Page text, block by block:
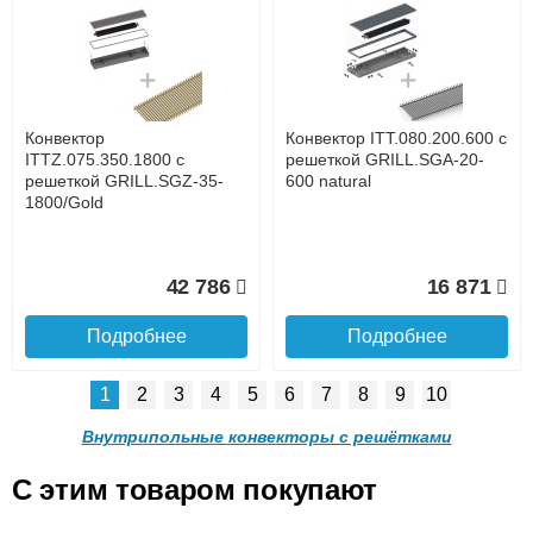
до подъезда
услуга платная
Конвектор ITT.080.200.1300
с решеткой GRILL.SGW-20-
1300 венге
35 326
Подробнее
Конвектор ITT.080.200.1000
с решеткой GRILL.SGW-20-
1000 венге
28 391
Конвектор ITT.080.200.900 с
решеткой GRILL.SGW-20-
900 венге
Конвектор ITT.080.200.800 с
решеткой GRILL.SGW-20-
800 венге
Конвектор
ITTZ.075.350.1800 с
решеткой GRILL.SGZ-35-
1800/Gold
42 786
Подробнее
Конвектор ITT.080.200.600 с
решеткой GRILL.SGA-20-
600 natural
16 871
Подробнее
1 2 3 4 5 6 7 8 9 10
Внутрипольные конвекторы с решётками
C этим товаром покупают